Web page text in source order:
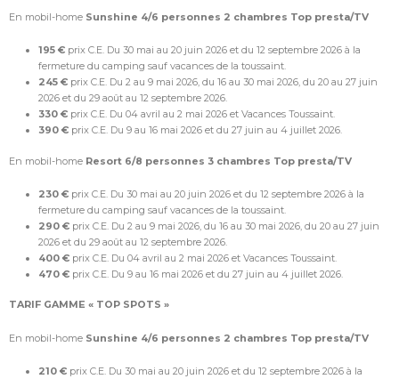
En mobil-home Sunshine 4/6 personnes 2 chambres Top presta/TV
195 €prix C.E. Du 30 mai au 20 juin 2026 et du 12 septembre 2026 à la
fermeture du camping sauf vacances de la toussaint.
245 €prix C.E. Du 2 au 9 mai 2026, du 16 au 30 mai 2026, du 20 au 27 juin
2026 et du 29 août au 12 septembre 2026.
330 €prix C.E. Du 04 avril au 2 mai 2026 et Vacances Toussaint.
390 €prix C.E. Du 9 au 16 mai 2026 et du 27 juin au 4 juillet 2026.
En mobil-home Resort 6/8 personnes 3 chambres Top presta/TV
230 €prix C.E. Du 30 mai au 20 juin 2026 et du 12 septembre 2026 à la
fermeture du camping sauf vacances de la toussaint.
290 €prix C.E. Du 2 au 9 mai 2026, du 16 au 30 mai 2026, du 20 au 27 juin
2026 et du 29 août au 12 septembre 2026.
400 €prix C.E. Du 04 avril au 2 mai 2026 et Vacances Toussaint.
470 €prix C.E. Du 9 au 16 mai 2026 et du 27 juin au 4 juillet 2026.
TARIF GAMME « TOP SPOTS »
En mobil-home Sunshine 4/6 personnes 2 chambres Top presta/TV
210 €prix C.E. Du 30 mai au 20 juin 2026 et du 12 septembre 2026 à la